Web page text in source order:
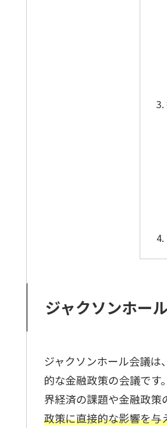
ジャクソンホー
ジャクソンホール会議
的な金融政策の会議で
界経済の課題や金融政策
政策に直接的な影響を